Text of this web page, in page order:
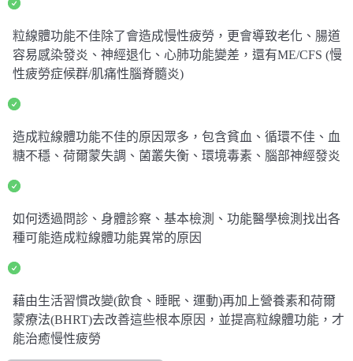
粒線體功能不佳除了會造成慢性疲勞，更會導致老化、腸道
容易感染發炎、神經退化、心肺功能變差，還有ME/CFS (慢
性疲勞症候群/肌痛性腦脊髓炎)
造成粒線體功能不佳的原因眾多，包含貧血、循環不佳、血
糖不穩、荷爾蒙失調、菌叢失衡、環境毒素、腦部神經發炎
如何透過問診、身體診察、基本檢測、功能醫學檢測找出各
種可能造成粒線體功能異常的原因
藉由生活習慣改變(飲食、睡眠、運動)再加上營養素和荷爾
蒙療法(BHRT)去改善這些根本原因，並提高粒線體功能，才
能治癒慢性疲勞